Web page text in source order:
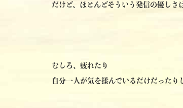
だけど、ほとんどそういう発信の優しさ
むしろ、疲れたり
自分一人が気を揉んでいるだけだったり